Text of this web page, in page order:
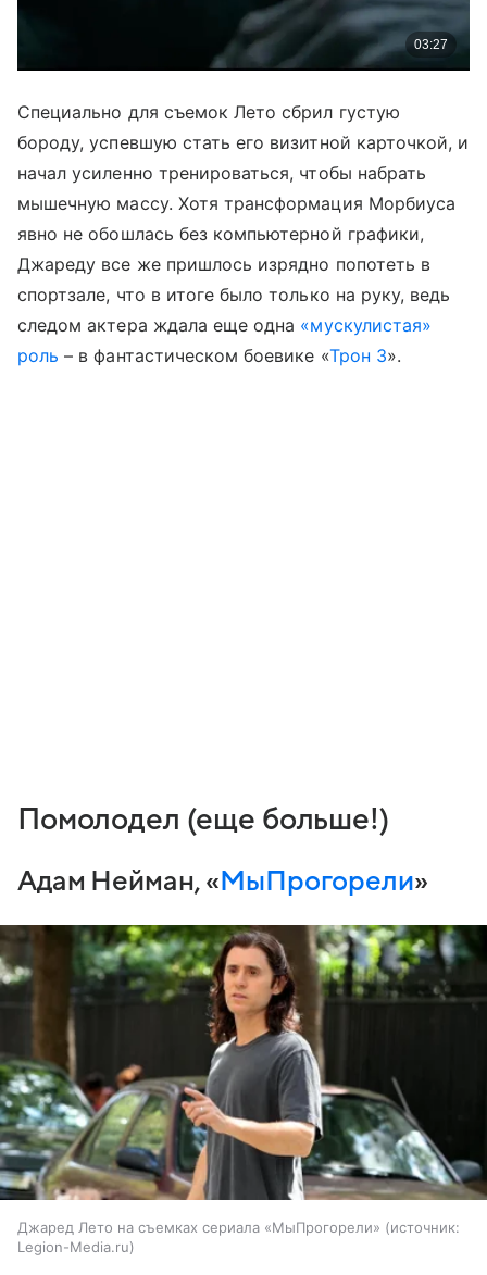
Специально для съемок Лето сбрил густую
бороду, успевшую стать его визитной карточкой, и
начал усиленно тренироваться, чтобы набрать
мышечную массу. Хотя трансформация Морбиуса
явно не обошлась без компьютерной графики,
Джареду все же пришлось изрядно попотеть в
спортзале, что в итоге было только на руку, ведь
следом актера ждала еще одна «мускулистая»
роль – в фантастическом боевике «Трон 3».
Помолодел (еще больше!)
Адам Нейман, « МыПрогорели»
Джаред Лето на съемках сериала «МыПрогорели»
источник:
Legion-Media.ru